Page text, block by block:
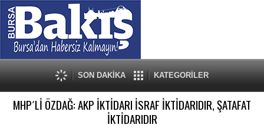
SON DAKİKA KATEGORİLER
MHP´Lİ ÖZDAĞ: AKP İKTİDARI İSRAF İKTİDARIDIR, ŞATAFAT
İKTİDARIDIR